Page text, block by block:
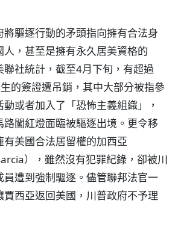
驅逐行動的矛頭指向擁有合法身
，甚至是擁有永久居美資格的
聯社統計，截至4月下旬，有超過
的簽證遭吊銷，其中大部分被指參
或者加入了「恐怖主義組織」，
路闖紅燈面臨被驅逐出境。更令移
美國合法居留權的加西亞
），雖然沒有犯罪紀錄，卻被川
遭到強制驅逐。儘管聯邦法官一
西亞返回美國，川普政府不予理